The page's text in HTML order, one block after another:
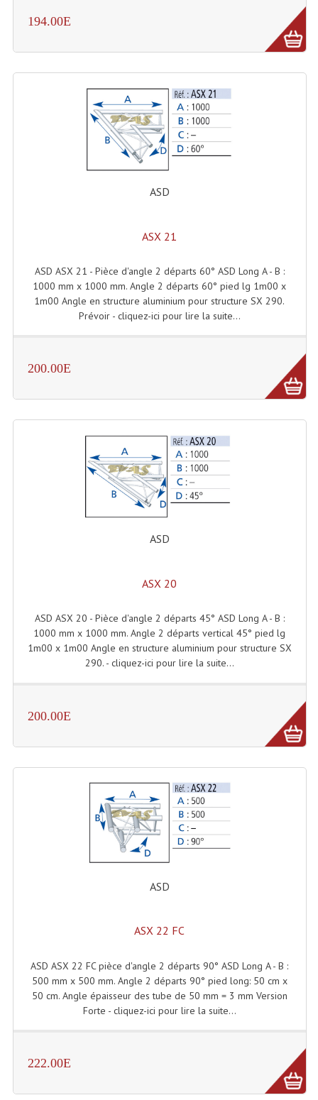
Laser Multi-Points
Lasers D'extérieur Multi-Points
Effets Lumineux À Leds
Effets Lumineux, Centre De Piste
Effets Lumineux, Effets Disco
Chenillards Modulateurs
Consoles Éclairage DMX
Flexibles Lumineux Leds
Gyrophares À Leds
Lampes Ampoules
Ampoules - Tubes Lumière Noire Black Gun
Lampes De Couleurs
Lampes Halogenes Divers
Lampes Leds
Lumières Noire
Lyres
Panneaux, Piste Danse À Leds
Projecteur Extérieur Multifaisceaux
Projecteurs À Leds D'extérieurs
Projecteurs Barres De Leds
194.00E
ASD
ASX 21
ASD ASX 21 - Pièce d'angle 2 départs 60° ASD Long A - B :
1000 mm x 1000 mm. Angle 2 départs 60° pied lg 1m00 x
1m00 Angle en structure aluminium pour structure SX 290.
Prévoir - cliquez-ici pour lire la suite...
200.00E
ASD
ASX 20
ASD ASX 20 - Pièce d'angle 2 départs 45° ASD Long A - B :
1000 mm x 1000 mm. Angle 2 départs vertical 45° pied lg
1m00 x 1m00 Angle en structure aluminium pour structure SX
290. - cliquez-ici pour lire la suite...
200.00E
ASD
ASX 22 FC
ASD ASX 22 FC pièce d'angle 2 départs 90° ASD Long A - B :
500 mm x 500 mm. Angle 2 départs 90° pied long: 50 cm x
50 cm. Angle épaisseur des tube de 50 mm = 3 mm Version
Forte - cliquez-ici pour lire la suite...
222.00E